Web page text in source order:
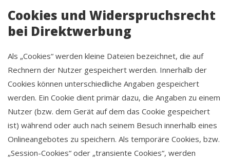
Cookies und Widerspruchsrecht
bei Direktwerbung
Als „Cookies“ werden kleine Dateien bezeichnet, die auf
Rechnern der Nutzer gespeichert werden. Innerhalb der
Cookies können unterschiedliche Angaben gespeichert
werden. Ein Cookie dient primär dazu, die Angaben zu einem
Nutzer (bzw. dem Gerät auf dem das Cookie gespeichert
ist) während oder auch nach seinem Besuch innerhalb eines
Onlineangebotes zu speichern. Als temporäre Cookies, bzw.
„Session-Cookies“ oder „transiente Cookies“, werden